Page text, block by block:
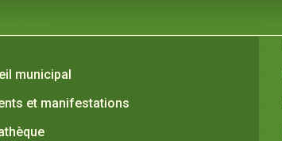
municipal
et manifestations